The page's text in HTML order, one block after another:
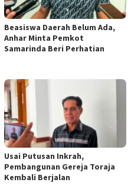
Beasiswa Daerah Belum Ada,
Anhar Minta Pemkot
Samarinda Beri Perhatian
Usai Putusan Inkrah,
Pembangunan Gereja Toraja
Kembali Berjalan